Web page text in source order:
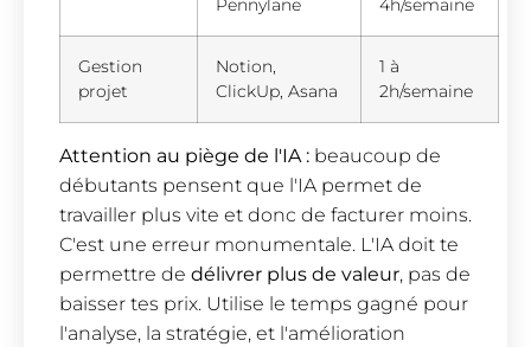
Pennylane 4h/semaine
Gestion
projet
Notion,
ClickUp, Asana
1 à
2h/semaine
Attention au piège de l'IA : beaucoup de
débutants pensent que l'IA permet de
travailler plus vite et donc de facturer moins.
C'est une erreur monumentale. L'IA doit te
permettre de délivrer plus de valeur, pas de
baisser tes prix. Utilise le temps gagné pour
l'analyse, la stratégie, et l'amélioration